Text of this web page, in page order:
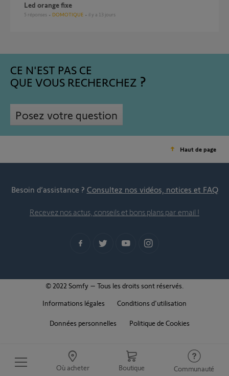
Où acheter Boutique Communauté
Led orange fixe
5 réponses DOMOTIQUE il y a 13 jours
CE N'EST PAS CE
QUE VOUS RECHERCHEZ
Posez votre question
Haut de page
Besoin d’assistance ? Consultez nos vidéos, notices et FAQ
Recevez nos actus, conseils et bons plans par email !
© 2022 Somfy – Tous les droits sont réservés.
Informations légales
Conditions d'utilisation
Données personnelles Politique de Cookies